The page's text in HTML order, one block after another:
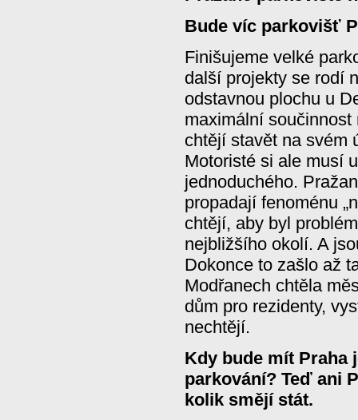
Bude víc parkovišť
Finišujeme velké
další projekty se rodí
odstavnou plochu u
maximální
chtějí stavět na svém
Motoristé si ale musí
jednoduchého.
propadají fenoménu
chtějí, aby byl
nejbližšího okolí. A
Dokonce to zašlo až
Modřanech chtěla
dům pro rezidenty,
nechtějí.
Kdy bude mít Praha
parkování? Teď ani
kolik smějí stát.